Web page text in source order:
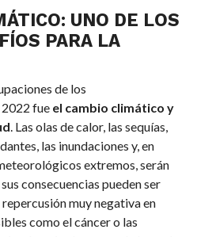
UNO DE LOS
PARA LA
de los
fue el cambio climático y
. Las olas de calor, las sequías,
las inundaciones y, en
extremos, serán
consecuencias pueden ser
muy negativa en
como el cáncer o las